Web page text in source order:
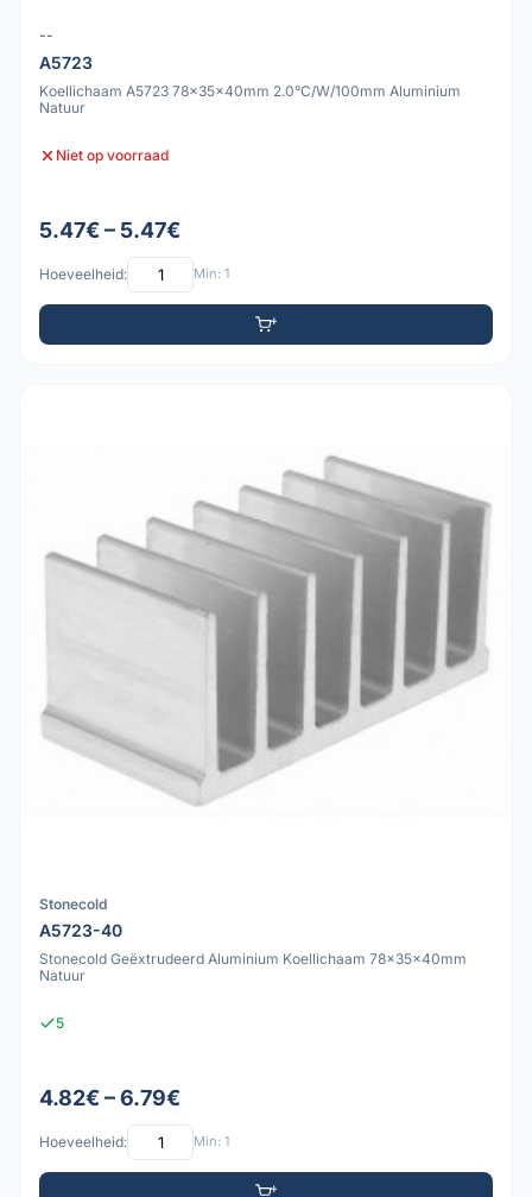
--
A5723
Koellichaam A5723 78x35x40mm 2.0°C/W/100mm Aluminium
Natuur
Niet op voorraad
5.47€ – 5.47€
Hoeveelheid: Min: 1
Stonecold
A5723-40
Stonecold Geëxtrudeerd Aluminium Koellichaam 78x35x40mm
Natuur
5
4.82€ – 6.79€
Hoeveelheid: Min: 1